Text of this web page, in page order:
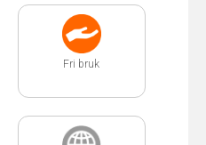
Fri bruk